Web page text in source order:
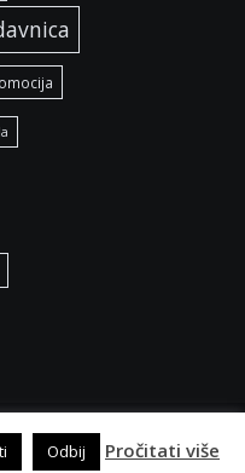
Odbij Pročitati više